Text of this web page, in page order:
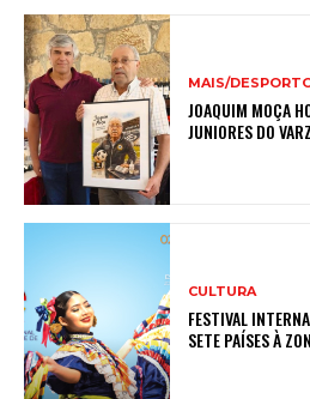
MAIS/
JOAQUIM MOÇA
JUNIORES DO
CULTURA
FESTIVAL
SETE PAÍSES À